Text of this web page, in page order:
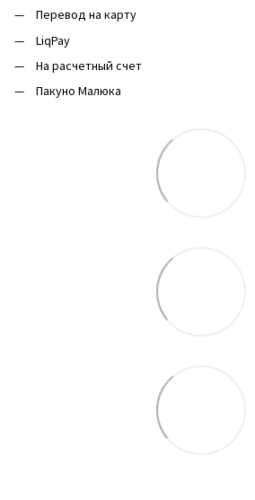
Перевод на карту
LiqPay
На расчетный счет
Пакуно Малюка